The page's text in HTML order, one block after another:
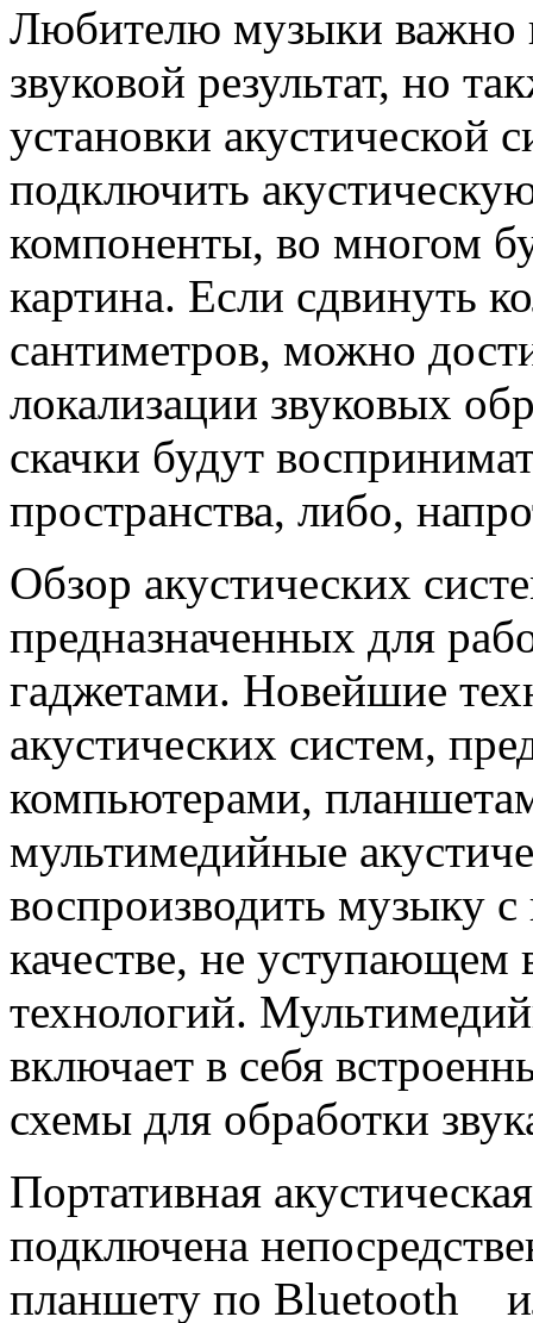
Любителю музыки важно
звуковой результат, но
установки акустической
подключить
компоненты, во многом
картина. Если сдвинуть
сантиметров, можно
локализации звуковых
скачки будут
пространства, либо,
Обзор акустических
предназначенных для
гаджетами. Новейшие
акустических систем,
компьютерами,
мультимедийные
воспроизводить музыку
качестве, не
технологий.
включает в себя
схемы для обработки
Портативная
подключена
планшету по Bluetooth